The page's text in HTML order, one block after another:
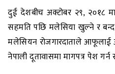
दुई देशबीच अक्टोबर २९, २०१८ मा
सहमति पछि मलेसिया खुल्ने र बन्द
मलेसियन रोजगारदाताले आफूलाई
नेपाली दूतावासमा मागपत्र पेश